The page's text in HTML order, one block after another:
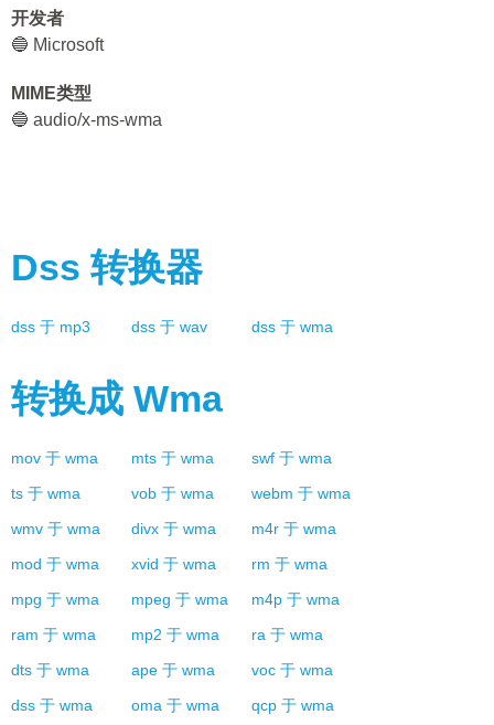
开发者
🔵 Microsoft
MIME类型
🔵 audio/x-ms-wma
Dss 转换器
dss 于 mp3 dss 于 wav dss 于 wma
转换成 Wma
mov 于 wma mts 于 wma swf 于 wma
ts 于 wma vob 于 wma webm 于 wma
wmv 于 wma divx 于 wma m4r 于 wma
mod 于 wma xvid 于 wma rm 于 wma
mpg 于 wma mpeg 于 wma m4p 于 wma
ram 于 wma mp2 于 wma ra 于 wma
dts 于 wma ape 于 wma voc 于 wma
dss 于 wma oma 于 wma qcp 于 wma